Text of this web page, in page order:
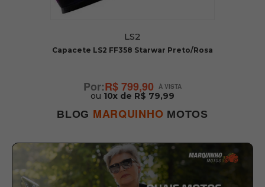
LS2
Capacete LS2 FF358 Starwar Preto/Rosa
R$ 799,90
ou 10x de R$ 79,99
BLOG MARQUINHO MOTOS